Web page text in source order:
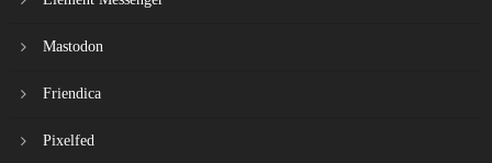
Mastodon
Friendica
Pixelfed